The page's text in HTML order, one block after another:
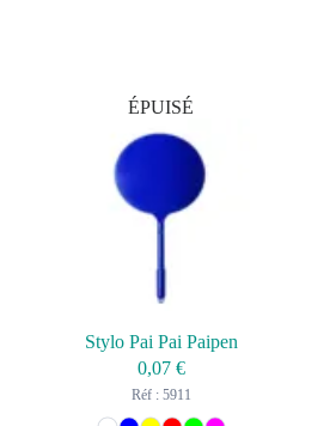
ÉPUISÉ
Stylo Pai Pai Paipen
0,07 €
Réf : 5911